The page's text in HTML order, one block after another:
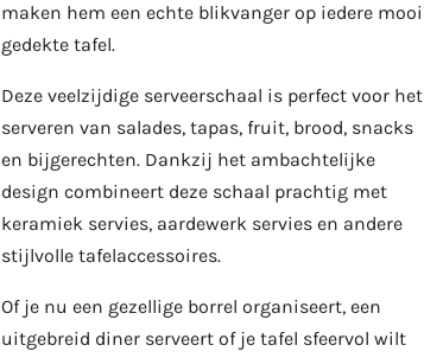
maken hem een echte blikvanger op iedere mooi
gedekte tafel.
Deze veelzijdige serveerschaal is perfect voor het
serveren van salades, tapas, fruit, brood, snacks
en bijgerechten. Dankzij het ambachtelijke
design combineert deze schaal prachtig met
keramiek servies, aardewerk servies en andere
stijlvolle tafelaccessoires.
Of je nu een gezellige borrel organiseert, een
uitgebreid diner serveert of je tafel sfeervol wilt